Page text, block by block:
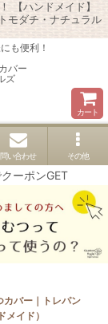
【ハンドメイド】
モダチ・ナチュラル
も便利！
バー
ズ
カート
問い合わせ その他
ーポンGET
バー｜トレパン
イド）